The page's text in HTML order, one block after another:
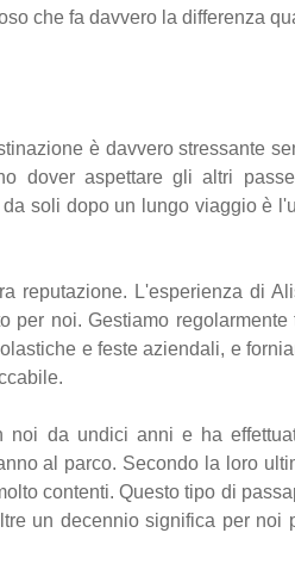
che fa davvero la differenza
è davvero stressante
dover aspettare gli altri
soli dopo un lungo viaggio è
reputazione. L'esperienza di
noi. Gestiamo regolarmente
e feste aziendali, e
noi da undici anni e ha
al parco. Secondo la loro
contenti. Questo tipo di
un decennio significa per noi